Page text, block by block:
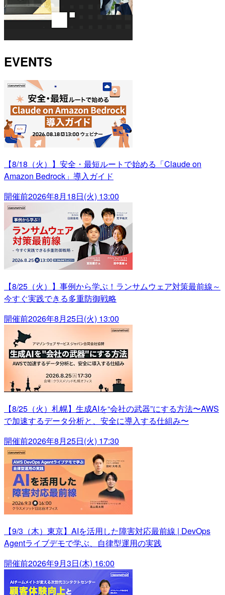
EVENTS
【8/18（火）】安全・最短ルートで始める「Claude on
Amazon Bedrock」導入ガイド
開催前2026年8月18日(火) 13:00
【8/25（火）】事例から学ぶ！ランサムウェア対策最前線～
今すぐ実践できる多重防御戦略
開催前2026年8月25日(火) 13:00
【8/25（火）札幌】生成AIを“会社の武器”にする方法〜AWS
で加速するデータ分析と、安全に導入する仕組み〜
開催前2026年8月25日(火) 17:30
【9/3（木）東京】AIを活用した障害対応最前線 | DevOps
Agentライブデモで学ぶ、自律型運用の実践
開催前2026年9月3日(木) 16:00